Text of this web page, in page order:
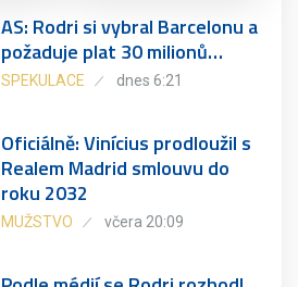
AS: Rodri si vybral Barcelonu a
požaduje plat 30 milionů…
SPEKULACE dnes 6:21
Oficiálně: Vinícius prodloužil s
Realem Madrid smlouvu do
roku 2032
MUŽSTVO včera 20:09